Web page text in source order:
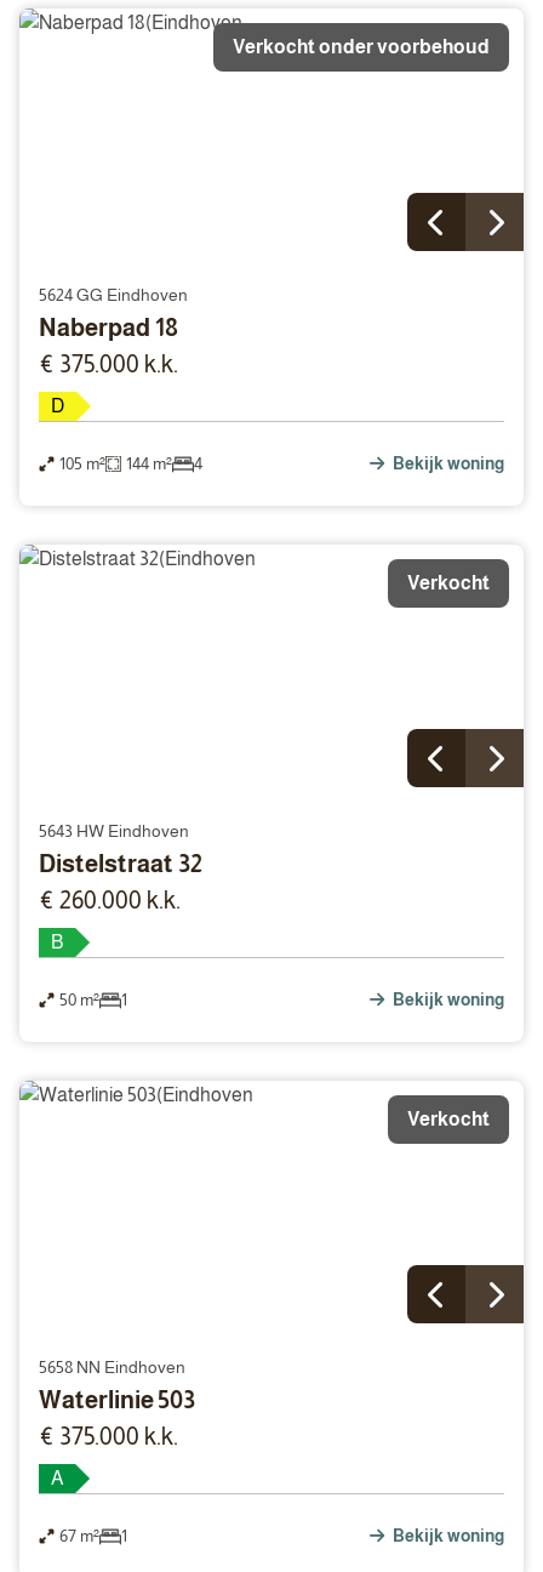
Verkocht onder voorbehoud
5624 GG Eindhoven
Naberpad 18
€ 375.000 k.k.
D
105 m² 144 m² 4 Bekijk woning
Verkocht
5643 HW Eindhoven
Distelstraat 32
€ 260.000 k.k.
B
50 m² 1 Bekijk woning
Verkocht
5658 NN Eindhoven
Waterlinie 503
€ 375.000 k.k.
A
67 m² 1 Bekijk woning